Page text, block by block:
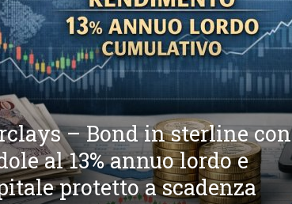
– Bond in sterline con
al 13% annuo lordo e
protetto a scadenza